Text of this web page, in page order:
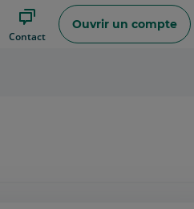
Contact
Ouvrir un compte